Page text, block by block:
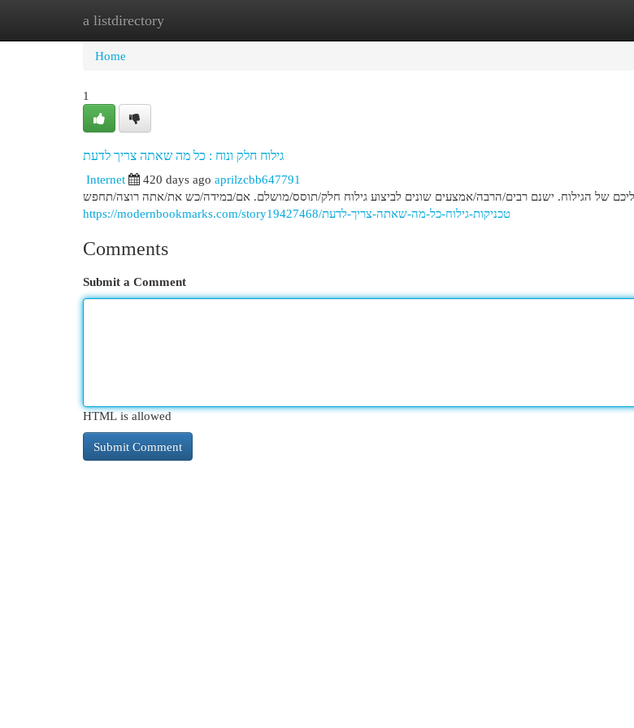
a listdirectory
Home New Site Listings
Home
1
גילוח חלק ונוח : כל מה שאתה צריך לדעת
Internet
420 days ago aprilzcbb647791
של הגילוח. ישנם רבים/הרבה/אמצעים שונים לביצוע גילוח חלק/תוסס/מושלם. אם/במידה/כש את/אתה רוצה/תחפש
https://modernbookmarks.com/story19427468/טכניקות-גילוח-כל-מה-שאתה-צריך-לדעת
Comments
Submit a Comment
HTML is allowed